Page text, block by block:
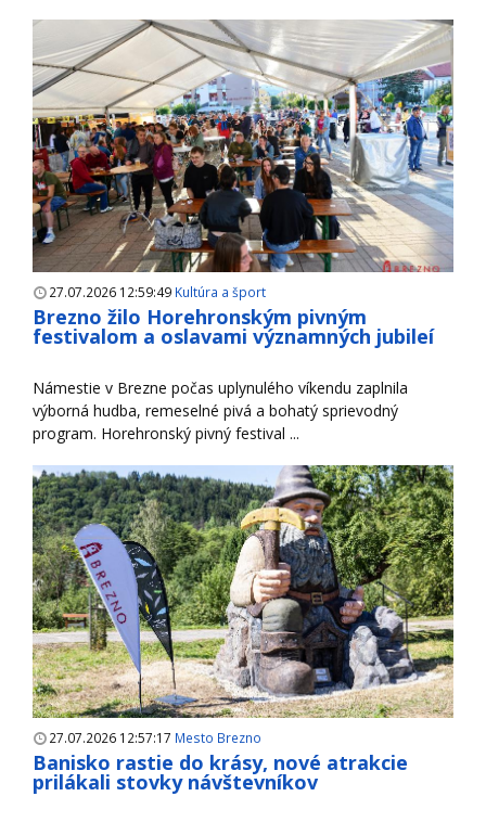
27.07.2026 12:59:49 Kultúra a šport
Brezno žilo Horehronským pivným
festivalom a oslavami významných jubileí
Námestie v Brezne počas uplynulého víkendu zaplnila
výborná hudba, remeselné pivá a bohatý sprievodný
program. Horehronský pivný festival ...
27.07.2026 12:57:17 Mesto Brezno
Banisko rastie do krásy, nové atrakcie
prilákali stovky návštevníkov